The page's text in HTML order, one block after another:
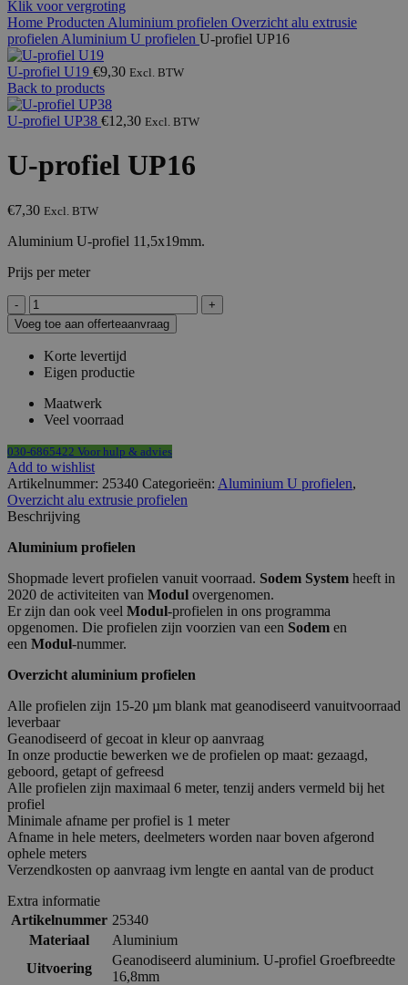
Klik voor vergroting
Home Producten Aluminium profielen Overzicht alu extrusie
profielen Aluminium U profielen U-profiel UP16
U-profiel U19 €9,30 Excl. BTW
Back to products
U-profiel UP38 €12,30 Excl. BTW
U-profiel UP16
€7,30 Excl. BTW
Aluminium U-profiel 11,5x19mm.
Prijs per meter
U-
profiel
UP16
aantal
Voeg toe aan offerteaanvraag
Korte levertijd
Eigen productie
Maatwerk
Veel voorraad
030-6865422 Voor hulp & advies
Add to wishlist
Artikelnummer: 25340 Categorieën: Aluminium U profielen,
Overzicht alu extrusie profielen
Beschrijving
Aluminium profielen
Shopmade levert profielen vanuit voorraad. Sodem System heeft in
2020 de activiteiten van Modul overgenomen.
Er zijn dan ook veel Modul-profielen in ons programma
opgenomen. Die profielen zijn voorzien van een Sodem en
een Modul-nummer.
Overzicht aluminium profielen
Alle profielen zijn 15-20 µm blank mat geanodiseerd vanuitvoorraad
leverbaar
Geanodiseerd of gecoat in kleur op aanvraag
In onze productie bewerken we de profielen op maat: gezaagd,
geboord, getapt of gefreesd
Alle profielen zijn maximaal 6 meter, tenzij anders vermeld bij het
profiel
Minimale afname per profiel is 1 meter
Afname in hele meters, deelmeters worden naar boven afgerond
ophele meters
Verzendkosten op aanvraag ivm lengte en aantal van de product
Extra informatie
Artikelnummer 25340
Materiaal
Aluminium
Uitvoering
Geanodiseerd aluminium. U-profiel Groefbreedte
16,8mm